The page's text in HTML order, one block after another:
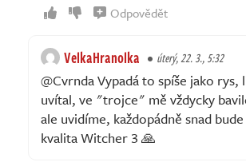
Odpovědět
VelkaHranolka úterý, 22. 3., 5:32
@Cvrnda Vypadá to spíše jako rys,
uvítal, ve "trojce" mě vždycky
ale uvidíme, každopádně snad
kvalita Witcher 3 🙏